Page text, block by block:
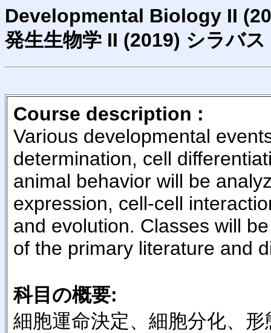
Developmental Biology II
発生生物学 II (2019) シラバス
Course description :
Various developmental
determination, cell
animal behavior will be
expression, cell-cell
and evolution. Classes will
of the primary literature and
科目の概要:
細胞運命決定、細胞分化、